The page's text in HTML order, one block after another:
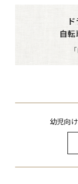
自
幼児向